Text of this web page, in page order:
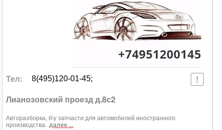
Тел: 8(495)120-01-45;
Лианозовский проезд д.8с2
Авторазборка, б\у запчасти для автомобилей иностранного
производства. далее ...